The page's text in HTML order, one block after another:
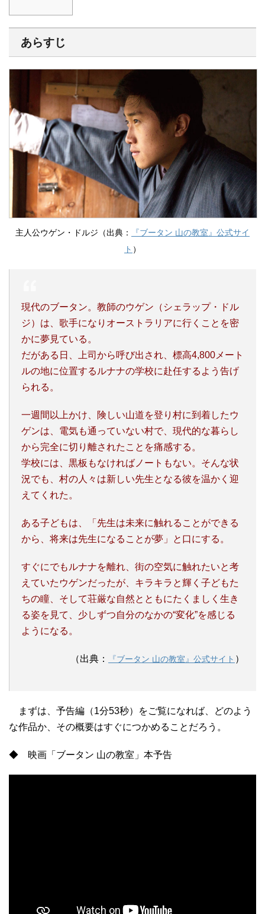
あらすじ
主人公ウゲン・ドルジ（出典：
『ブータン 山の教室』公式サイ
ト ）
現代のブータン。教師のウゲン（シェラップ・ドル
ジ）は、歌手になりオーストラリアに行くことを密
かに夢見ている。
だがある日、上司から呼び出され、標高4,800メート
ルの地に位置するルナナの学校に赴任するよう告げ
られる。
一週間以上かけ、険しい山道を登り村に到着したウ
ゲンは、電気も通っていない村で、現代的な暮らし
から完全に切り離されたことを痛感する。
学校には、黒板もなければノートもない。そんな状
況でも、村の人々は新しい先生となる彼を温かく迎
えてくれた。
ある子どもは、「先生は未来に触れることができる
から、将来は先生になることが夢」と口にする。
すぐにでもルナナを離れ、街の空気に触れたいと考
えていたウゲンだったが、キラキラと輝く子どもた
ちの瞳、そして荘厳な自然とともにたくましく生き
る姿を見て、少しずつ自分のなかの“変化”を感じる
ようになる。
（出典： 『ブータン 山の教室』公式サイト ）
まずは、予告編（1分53秒）をご覧になれば、どのよう
な作品か、その概要はすぐにつかめることだろう。
◆ 映画「ブータン 山の教室」本予告